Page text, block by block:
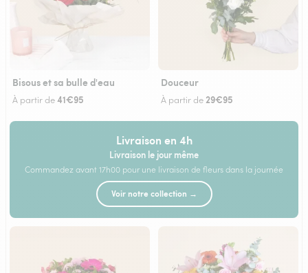
Bisous et sa bulle d'eau
À partir de41€95
Douceur
À partir de29€95
Livraison en 4h
Livraison le jour même
Commandez avant 17h00 pour une livraison de fleurs dans la journée
Voir notre collection →